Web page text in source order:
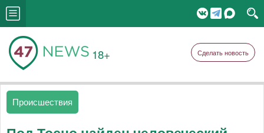
18+ Сделать новость
Происшествия